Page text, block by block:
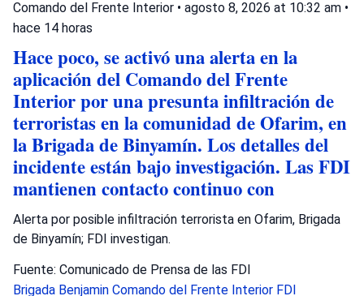
Comando del Frente Interior • agosto 8, 2026 at 10:32 am •
hace 14 horas
Hace poco, se activó una alerta en la
aplicación del Comando del Frente
Interior por una presunta infiltración de
terroristas en la comunidad de Ofarim, en
la Brigada de Binyamín. Los detalles del
incidente están bajo investigación. Las FDI
mantienen contacto continuo con
Alerta por posible infiltración terrorista en Ofarim, Brigada
de Binyamín; FDI investigan.
Fuente: Comunicado de Prensa de las FDI
Brigada Benjamin Comando del Frente Interior FDI